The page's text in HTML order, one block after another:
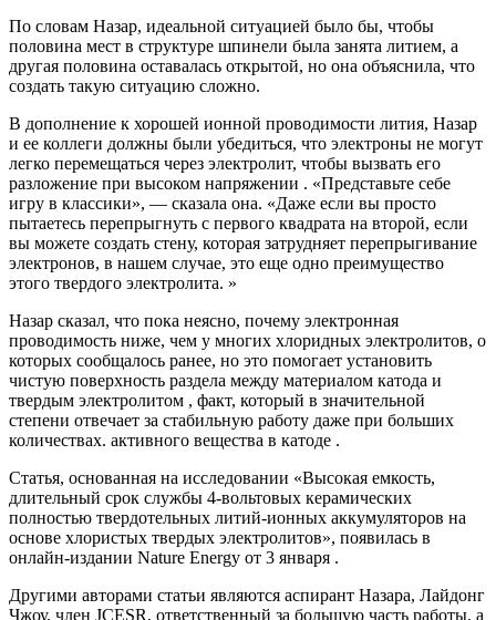
По словам Назар, идеальной ситуацией было бы, чтобы
половина мест в структуре шпинели была занята литием, а
другая половина оставалась открытой, но она объяснила, что
создать такую ​​ситуацию сложно.
В дополнение к хорошей ионной проводимости лития, Назар
и ее коллеги должны были убедиться, что электроны не могут
легко перемещаться через электролит, чтобы вызвать его
разложение при высоком напряжении . «Представьте себе
игру в классики», — сказала она. «Даже если вы просто
пытаетесь перепрыгнуть с первого квадрата на второй, если
вы можете создать стену, которая затрудняет перепрыгивание
электронов, в нашем случае, это еще одно преимущество
этого твердого электролита. »
Назар сказал, что пока неясно, почему электронная
проводимость ниже, чем у многих хлоридных электролитов, о
которых сообщалось ранее, но это помогает установить
чистую поверхность раздела между материалом катода и
твердым электролитом , факт, который в значительной
степени отвечает за стабильную работу даже при больших
количествах. активного вещества в катоде .
Статья, основанная на исследовании «Высокая емкость,
длительный срок службы 4-вольтовых керамических
полностью твердотельных литий-ионных аккумуляторов на
основе хлористых твердых электролитов», появилась в
онлайн-издании Nature Energy от 3 января .
Другими авторами статьи являются аспирант Назара, Лайдонг
Чжоу, член JCESR, ответственный за большую часть работы, а